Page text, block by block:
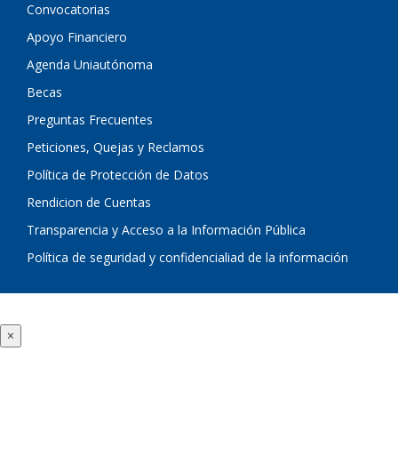
Convocatorias
Apoyo Financiero
Agenda Uniautónoma
Becas
Preguntas Frecuentes
Peticiones, Quejas y Reclamos
Política de Protección de Datos
Rendicion de Cuentas
Transparencia y Acceso a la Información Pública
Política de seguridad y confidencialiad de la información
×